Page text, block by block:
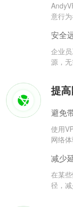
意行为
安全
企业
源，无
提
避免
使用
网络体
减少
在某
径，减